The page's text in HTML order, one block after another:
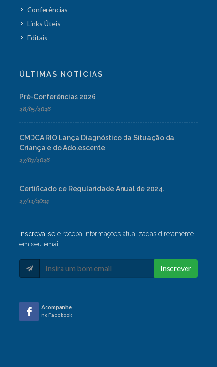
Conferências
Links Úteis
Editais
ÚLTIMAS NOTÍCIAS
Pré-Conferências 2026
28/05/2026
CMDCA RIO Lança Diagnóstico da Situação da
Criança e do Adolescente
27/03/2026
Certificado de Regularidade Anual de 2024.
27/12/2024
Inscreva-se e receba informações atualizadas diretamente
em seu email:
Inscrever
Acompanhe
no Facebook